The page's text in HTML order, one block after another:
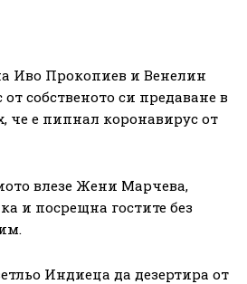
Иво Прокопиев и Венелин
собственото си предаване в
че е пипнал коронавирус от
влезе Жени Марчева,
и посрещна гостите без
Индиеца да дезертира от